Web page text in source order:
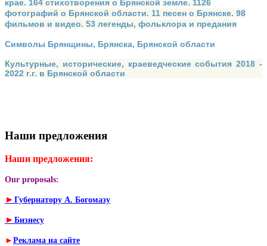
крае. 164 стихотворения о Брянской земле. 1126
фотографий о Брянской области. 11 песен о Брянске. 98
фильмов и видео. 53 легенды, фольклора и предания
Символы Брянщины, Брянска, Брянской области
Культурные, исторические, краеведческие события 2018 -
2022 г.г. в Брянской области
Наши предложения
Наши предложения:
Our proposals:
► Губернатору А. Богомазу
► Бизнесу
► Реклама на сайте